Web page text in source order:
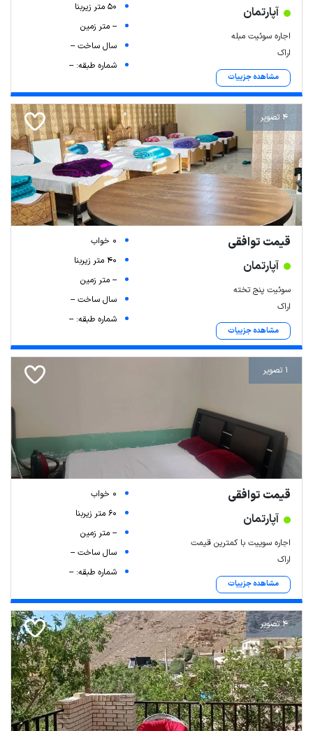
آپارتمان
اجاره سوئیت مبله
اراک
مشاهده جزییات
50 متر زیربنا
-- متر زمین
سال ساخت --
شماره طبقه: --
4 تصویر
قیمت توافقی
آپارتمان
سوئیت پنج تخته
اراک
مشاهده جزییات
0 خواب
40 متر زیربنا
-- متر زمین
سال ساخت --
شماره طبقه: --
1 تصویر
قیمت توافقی
آپارتمان
اجاره سوییت با کمترین قیمت
اراک
مشاهده جزییات
0 خواب
60 متر زیربنا
-- متر زمین
سال ساخت --
شماره طبقه: --
4 تصویر